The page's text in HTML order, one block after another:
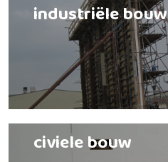
industriële bouw
civiele bouw